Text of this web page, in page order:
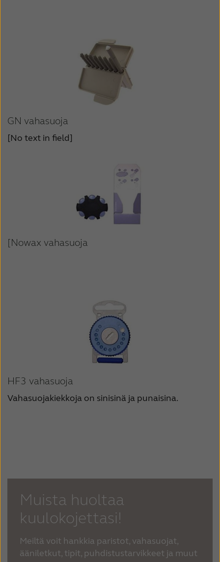
GN vahasuoja
[No text in field]
[Nowax vahasuoja
HF3 vahasuoja
Vahasuojakiekkoja on sinisinä ja punaisina.
Muista huoltaa
kuulokojettasi!
Meiltä voit hankkia paristot, vahasuojat,
ääniletkut, tipit, puhdistustarvikkeet ja muut